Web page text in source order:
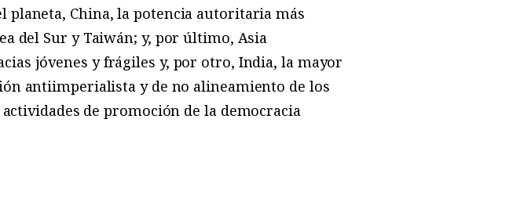
planeta, China, la potencia autoritaria más
del Sur y Taiwán; y, por último, Asia
jóvenes y frágiles y, por otro, India, la mayor
antiimperialista y de no alineamiento de los
de promoción de la democracia